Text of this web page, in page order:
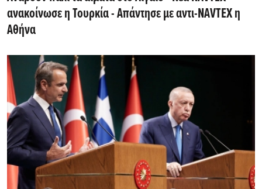
ανακοίνωσε η Τουρκία - Απάντησε με αντι-NAVTEX η
Αθήνα